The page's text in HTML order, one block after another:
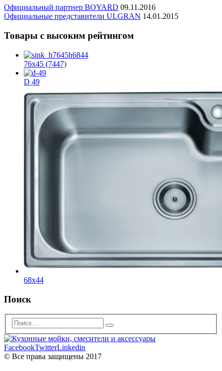
Официальный партнер BOYARD 09.11.2016
Официальные представители ULGRAN 14.01.2015
Товары с высоким рейтингом
76х45 (7447)
D 49
68x44
Поиск
FacebookTwitterLinkedin
© Все права защищены 2017